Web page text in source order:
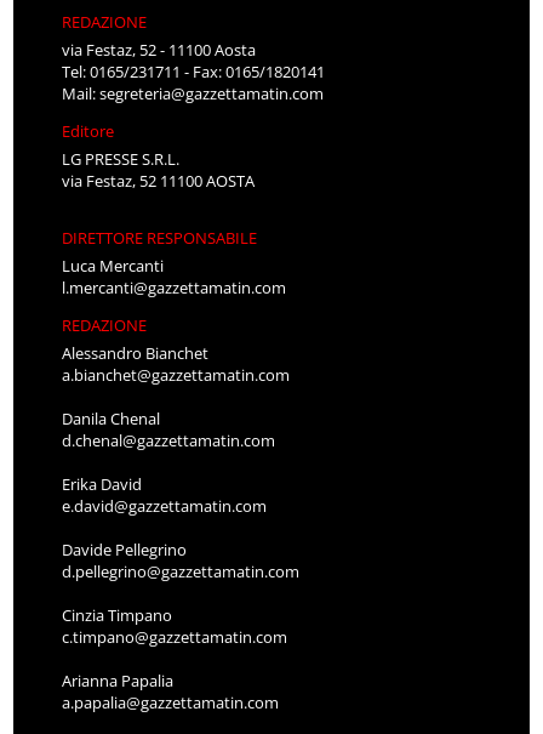
REDAZIONE
via Festaz, 52 - 11100 Aosta
Tel: 0165/231711 - Fax: 0165/1820141
Mail:segreteria@gazzettamatin.com
Editore
LG PRESSE S.R.L.
via Festaz, 52 11100 AOSTA
DIRETTORE RESPONSABILE
Luca Mercanti
l.mercanti@gazzettamatin.com
REDAZIONE
Alessandro Bianchet
a.bianchet@gazzettamatin.com
Danila Chenal
d.chenal@gazzettamatin.com
Erika David
e.david@gazzettamatin.com
Davide Pellegrino
d.pellegrino@gazzettamatin.com
Cinzia Timpano
c.timpano@gazzettamatin.com
Arianna Papalia
a.papalia@gazzettamatin.com